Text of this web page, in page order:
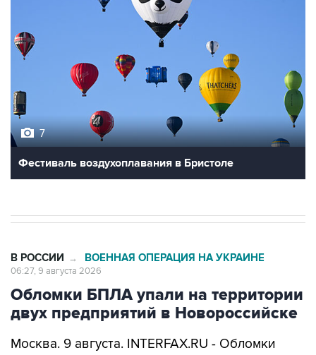
7
Фестиваль воздухоплавания в Бристоле
В РОССИИ → ВОЕННАЯ ОПЕРАЦИЯ НА УКРАИНЕ
06:27, 9 августа 2026
Обломки БПЛА упали на территории
двух предприятий в Новороссийске
Москва. 9 августа. INTERFAX.RU - Обломки